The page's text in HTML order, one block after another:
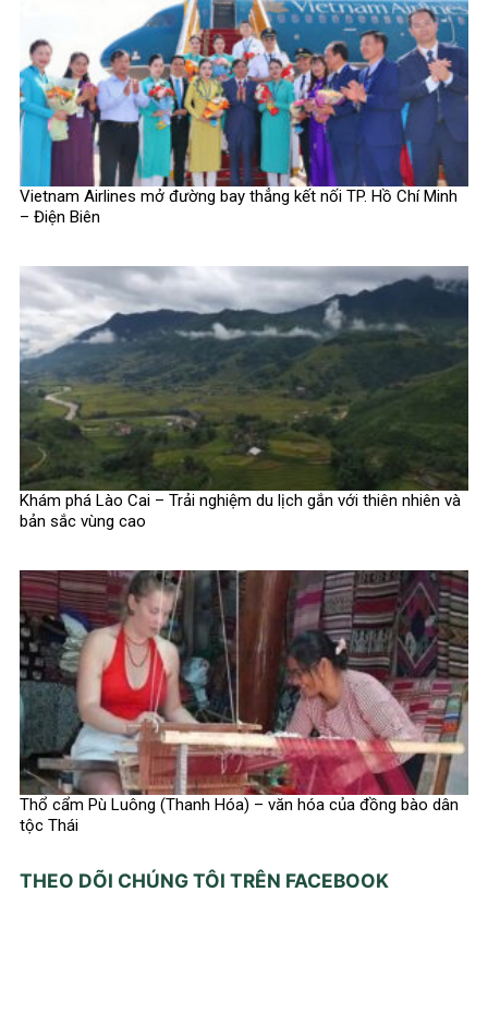
Vietnam Airlines mở đường bay thẳng kết nối TP. Hồ Chí Minh
– Điện Biên
Khám phá Lào Cai – Trải nghiệm du lịch gắn với thiên nhiên và
bản sắc vùng cao
Thổ cẩm Pù Luông (Thanh Hóa) – văn hóa của đồng bào dân
tộc Thái
THEO DÕI CHÚNG TÔI TRÊN FACEBOOK